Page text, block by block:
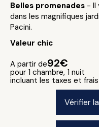
Belles promenades - Il
dans les magnifiques
Pacini.
Valeur chic
A partir de92€
pour 1 chambre, 1 nuit
incluant les taxes et frais
Vérifier